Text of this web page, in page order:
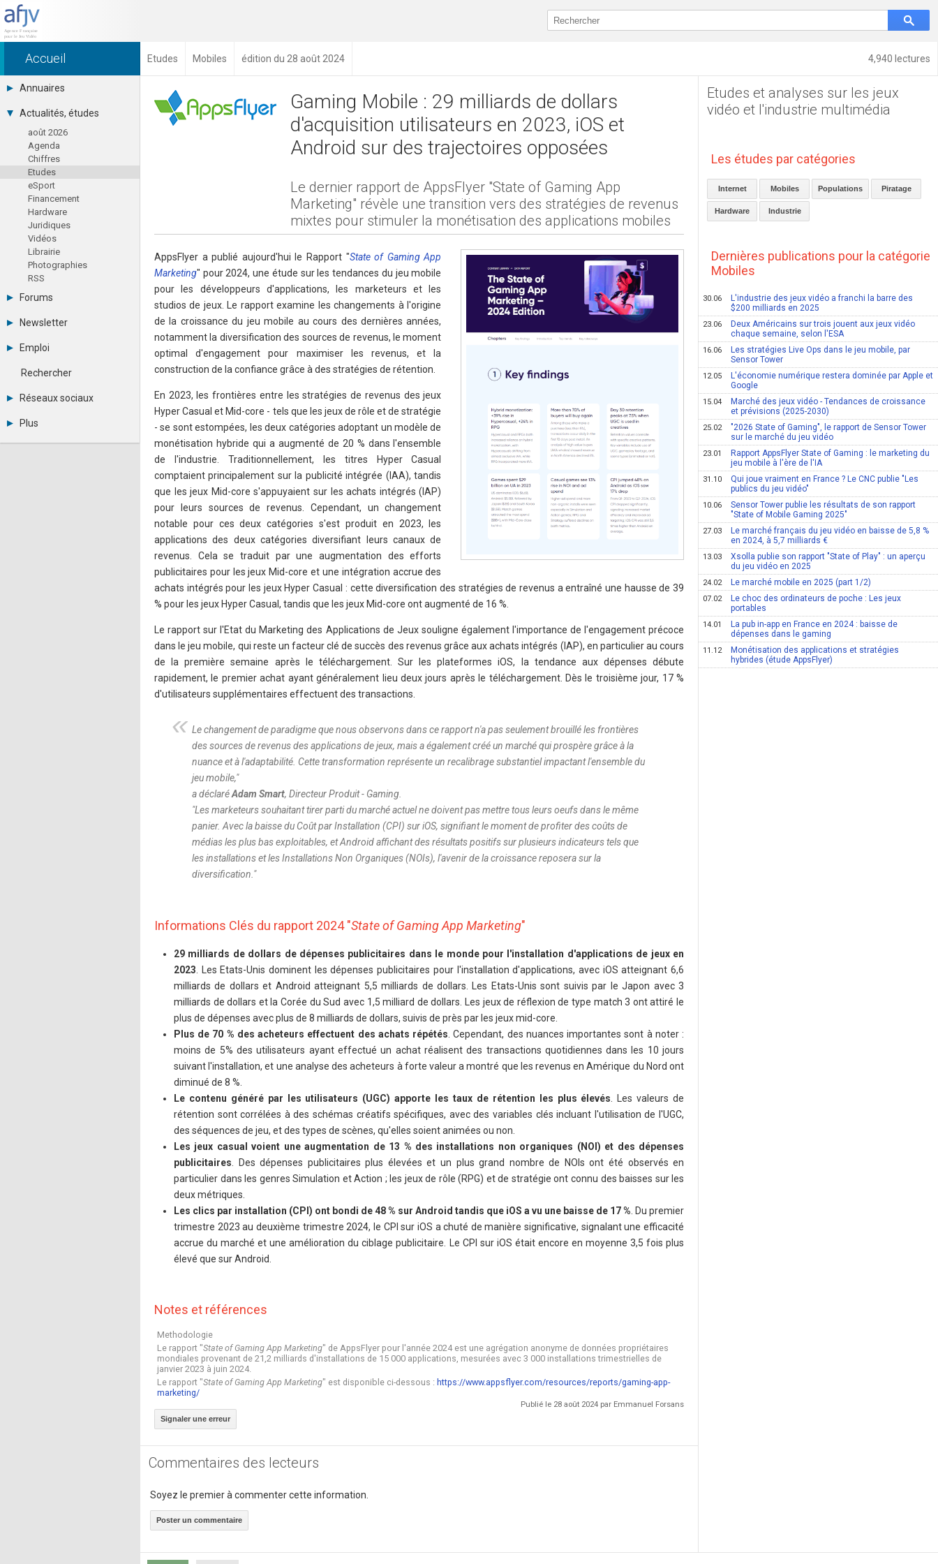
4,940 lectures
Accueil Etudes Mobiles édition du 28 août 2024
Annuaires
Toutes les sociétés (691)
Studios (418)
Editeurs (49)
Distributeurs (16)
Hard. / Accessoires (10)
Middlewares (15)
Prestataires (99)
Assoc. / Syndicats (21)
Formations / Ecoles (46)
Presse spécialisée (17)
Actualités, études
août 2026
Agenda
Chiffres
Etudes
eSport
Financement
Hardware
Juridiques
Vidéos
Librairie
Photographies
RSS
Forums
Tous les forums
Se connecter
Messages privés
Contacter un modérateur
Newsletter
Archives
Abonnement
Emploi
Consulter les annonces
Observatoire de l'emploi
Rechercher
Réseaux sociaux
LinkedIn
Plus
Annonceurs
Gaming Mobile : 29 milliards de dollars
d'acquisition utilisateurs en 2023, iOS et
Android sur des trajectoires opposées
Le dernier rapport de AppsFlyer "State of Gaming App
Marketing" révèle une transition vers des stratégies de revenus
mixtes pour stimuler la monétisation des applications mobiles
AppsFlyer a publié aujourd'hui le Rapport "State of Gaming App
Marketing" pour 2024, une étude sur les tendances du jeu mobile
pour les développeurs d'applications, les marketeurs et les
studios de jeux. Le rapport examine les changements à l'origine
de la croissance du jeu mobile au cours des dernières années,
notamment la diversification des sources de revenus, le moment
optimal d'engagement pour maximiser les revenus, et la
construction de la confiance grâce à des stratégies de rétention.
En 2023, les frontières entre les stratégies de revenus des jeux
Hyper Casual et Mid-core - tels que les jeux de rôle et de stratégie
- se sont estompées, les deux catégories adoptant un modèle de
monétisation hybride qui a augmenté de 20 % dans l'ensemble
de l'industrie. Traditionnellement, les titres Hyper Casual
comptaient principalement sur la publicité intégrée (IAA), tandis
que les jeux Mid-core s'appuyaient sur les achats intégrés (IAP)
pour leurs sources de revenus. Cependant, un changement
notable pour ces deux catégories s'est produit en 2023, les
applications des deux catégories diversifiant leurs canaux de
revenus. Cela se traduit par une augmentation des efforts
publicitaires pour les jeux Mid-core et une intégration accrue des
achats intégrés pour les jeux Hyper Casual : cette diversification des stratégies de revenus a entraîné une hausse de 39
% pour les jeux Hyper Casual, tandis que les jeux Mid-core ont augmenté de 16 %.
Le rapport sur l'Etat du Marketing des Applications de Jeux souligne également l'importance de l'engagement précoce
dans le jeu mobile, qui reste un facteur clé de succès des revenus grâce aux achats intégrés (IAP), en particulier au cours
de la première semaine après le téléchargement. Sur les plateformes iOS, la tendance aux dépenses débute
rapidement, le premier achat ayant généralement lieu deux jours après le téléchargement. Dès le troisième jour, 17 %
d'utilisateurs supplémentaires effectuent des transactions.
Le changement de paradigme que nous observons dans ce rapport n'a pas seulement brouillé les frontières
des sources de revenus des applications de jeux, mais a également créé un marché qui prospère grâce à la
nuance et à l'adaptabilité. Cette transformation représente un recalibrage substantiel impactant l'ensemble du
jeu mobile,"
a déclaréAdam Smart, Directeur Produit - Gaming.
"Les marketeurs souhaitant tirer parti du marché actuel ne doivent pas mettre tous leurs oeufs dans le même
panier. Avec la baisse du Coût par Installation (CPI) sur iOS, signifiant le moment de profiter des coûts de
médias les plus bas exploitables, et Android affichant des résultats positifs sur plusieurs indicateurs tels que
les installations et les Installations Non Organiques (NOIs), l'avenir de la croissance reposera sur la
diversification. "
Informations Clés du rapport 2024 "State of Gaming App Marketing"
29 milliards de dollars de dépenses publicitaires dans le monde pour l'installation d'applications de jeux en
2023 . Les Etats-Unis dominent les dépenses publicitaires pour l'installation d'applications, avec iOS atteignant 6,6
milliards de dollars et Android atteignant 5,5 milliards de dollars. Les Etats-Unis sont suivis par le Japon avec 3
milliards de dollars et la Corée du Sud avec 1,5 milliard de dollars. Les jeux de réflexion de type match 3 ont attiré le
plus de dépenses avec plus de 8 milliards de dollars, suivis de près par les jeux mid-core.
Plus de 70 % des acheteurs effectuent des achats répétés . Cependant, des nuances importantes sont à noter :
moins de 5% des utilisateurs ayant effectué un achat réalisent des transactions quotidiennes dans les 10 jours
suivant l'installation, et une analyse des acheteurs à forte valeur a montré que les revenus en Amérique du Nord ont
diminué de 8 %.
Le contenu généré par les utilisateurs (UGC) apporte les taux de rétention les plus élevés . Les valeurs de
rétention sont corrélées à des schémas créatifs spécifiques, avec des variables clés incluant l'utilisation de l'UGC,
des séquences de jeu, et des types de scènes, qu'elles soient animées ou non.
Les jeux casual voient une augmentation de 13 % des installations non organiques (NOI) et des dépenses
publicitaires . Des dépenses publicitaires plus élevées et un plus grand nombre de NOIs ont été observés en
particulier dans les genres Simulation et Action ; les jeux de rôle (RPG) et de stratégie ont connu des baisses sur les
deux métriques.
Les clics par installation (CPI) ont bondi de 48 % sur Android tandis que iOS a vu une baisse de 17 % . Du premier
trimestre 2023 au deuxième trimestre 2024, le CPI sur iOS a chuté de manière significative, signalant une efficacité
accrue du marché et une amélioration du ciblage publicitaire. Le CPI sur iOS était encore en moyenne 3,5 fois plus
élevé que sur Android.
Notes et références
Methodologie
Le rapport "State of Gaming App Marketing" de AppsFlyer pour l'année 2024 est une agrégation anonyme de données propriétaires
mondiales provenant de 21,2 milliards d'installations de 15 000 applications, mesurées avec 3 000 installations trimestrielles de
janvier 2023 à juin 2024.
Le rapport "State of Gaming App Marketing" est disponible ci-dessous : https://www.appsflyer.com/resources/reports/gaming-app-
marketing/
Publié le 28 août 2024 par Emmanuel Forsans
Signaler une erreur
Commentaires des lecteurs
Soyez le premier à commenter cette information.
Poster un commentaire
Etudes et analyses sur les jeux
vidéo et l'industrie multimédia
Les études par catégories
Internet Mobiles Populations Piratage
Hardware Industrie
Dernières publications pour la catégorie
Mobiles
30.06
L'industrie des jeux vidéo a franchi la barre des
$200 milliards en 2025
23.06
Deux Américains sur trois jouent aux jeux vidéo
chaque semaine, selon l'ESA
16.06
Les stratégies Live Ops dans le jeu mobile, par
Sensor Tower
12.05
L'économie numérique restera dominée par Apple et
Google
15.04
Marché des jeux vidéo - Tendances de croissance
et prévisions (2025-2030)
25.02
"2026 State of Gaming", le rapport de Sensor Tower
sur le marché du jeu vidéo
23.01
Rapport AppsFlyer State of Gaming : le marketing du
jeu mobile à l'ère de l'IA
31.10
Qui joue vraiment en France ? Le CNC publie "Les
publics du jeu vidéo"
10.06
Sensor Tower publie les résultats de son rapport
"State of Mobile Gaming 2025"
27.03
Le marché français du jeu vidéo en baisse de 5,8 %
en 2024, à 5,7 milliards €
13.03
Xsolla publie son rapport "State of Play" : un aperçu
du jeu vidéo en 2025
24.02 Le marché mobile en 2025 (part 1/2)
07.02
Le choc des ordinateurs de poche : Les jeux
portables
14.01
La pub in-app en France en 2024 : baisse de
dépenses dans le gaming
11.12
Monétisation des applications et stratégies
hybrides (étude AppsFlyer)